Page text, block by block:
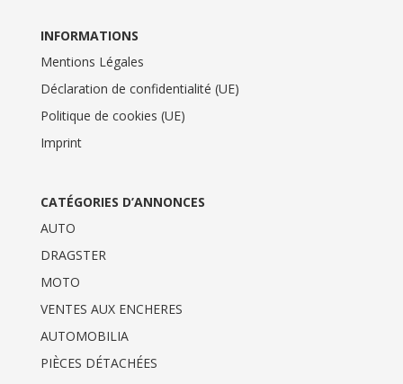
INFORMATIONS
Mentions Légales
Déclaration de confidentialité (UE)
Politique de cookies (UE)
Imprint
CATÉGORIES D’ANNONCES
AUTO
DRAGSTER
MOTO
VENTES AUX ENCHERES
AUTOMOBILIA
PIÈCES DÉTACHÉES